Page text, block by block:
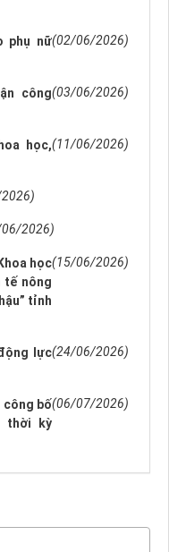
phụ nữ(02/06/2026)
công(03/06/2026)
học,(11/06/2026)
2026)
học
tế nông
tỉnh
(15/06/2026)
lực(24/06/2026)
công bố
thời kỳ
(06/07/2026)